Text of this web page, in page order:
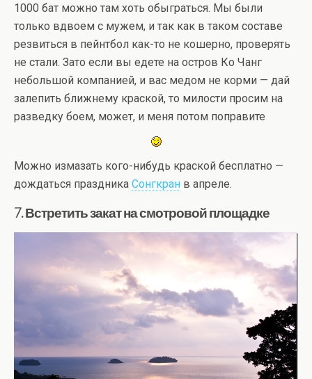
1000 бат можно там хоть обыграться. Мы были
только вдвоем с мужем, и так как в таком составе
резвиться в пейнтбол как-то не кошерно, проверять
не стали. Зато если вы едете на остров Ко Чанг
небольшой компанией, и вас медом не корми — дай
залепить ближнему краской, то милости просим на
разведку боем, может, и меня потом поправите
Можно измазать кого-нибудь краской бесплатно —
дождаться праздника Сонгкран в апреле.
7. Встретить закат на смотровой площадке